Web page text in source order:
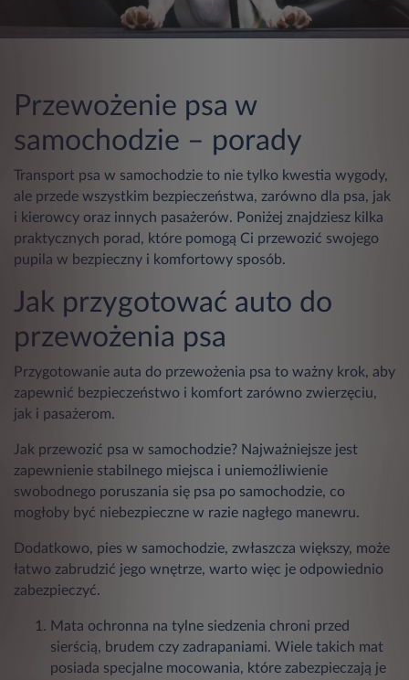
Przewożenie psa w
samochodzie – porady
Transport psa w samochodzie to nie tylko kwestia wygody,
ale przede wszystkim bezpieczeństwa, zarówno dla psa, jak
i kierowcy oraz innych pasażerów. Poniżej znajdziesz kilka
praktycznych porad, które pomogą Ci przewozić swojego
pupila w bezpieczny i komfortowy sposób.
Jak przygotować auto do
przewożenia psa
Przygotowanie auta do przewożenia psa to ważny krok, aby
zapewnić bezpieczeństwo i komfort zarówno zwierzęciu,
jak i pasażerom.
Jak przewozić psa w samochodzie? Najważniejsze jest
zapewnienie stabilnego miejsca i uniemożliwienie
swobodnego poruszania się psa po samochodzie, co
mogłoby być niebezpieczne w razie nagłego manewru.
Dodatkowo, pies w samochodzie, zwłaszcza większy, może
łatwo zabrudzić jego wnętrze, warto więc je odpowiednio
zabezpieczyć.
Mata ochronna na tylne siedzenia chroni przed
sierścią, brudem czy zadrapaniami. Wiele takich mat
posiada specjalne mocowania, które zabezpieczają je